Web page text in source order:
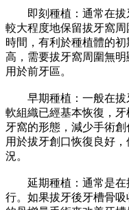
即刻種植：通常在拔
較大程度地保留拔牙窩
時間，有利於種植體的
高，需要拔牙窩周圍無
用於前牙區。
早期種植：一般在拔
軟組織已經基本恢復，
牙窩的形態，減少手術
用於拔牙創口恢復良好
況。
延期種植：通常是在
行。如果拔牙後牙槽骨